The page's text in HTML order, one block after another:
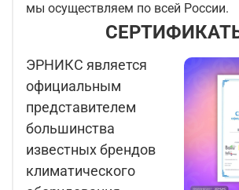
мы осуществляем по всей России.
ЭРНИКС является
официальным
представителем
большинства
известных брендов
климатического